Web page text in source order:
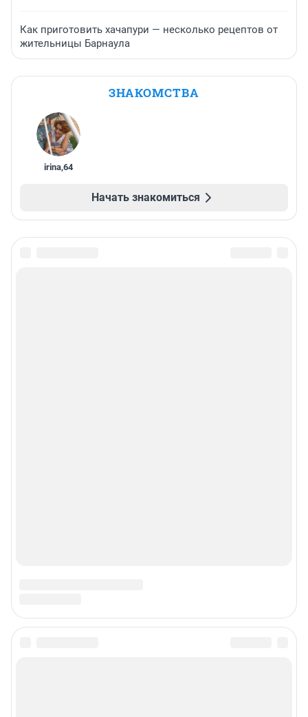
Как приготовить хачапури — несколько рецептов от
жительницы Барнаула
ЗНАКОМСТВА
irina,64
Начать знакомиться